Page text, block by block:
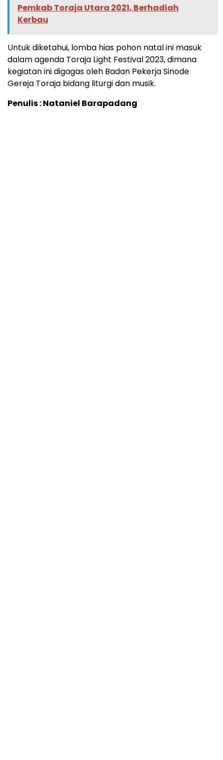
Pemkab Toraja Utara 2021, Berhadiah
Kerbau
Untuk diketahui, lomba hias pohon natal ini masuk
dalam agenda Toraja Light Festival 2023, dimana
kegiatan ini digagas oleh Badan Pekerja Sinode
Gereja Toraja bidang liturgi dan musik.
Penulis : Nataniel Barapadang